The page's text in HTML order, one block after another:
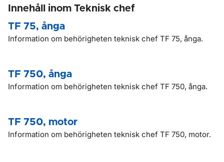
Innehåll inom Teknisk chef
TF 75, ånga
Information om behörigheten teknisk chef TF 75, ånga.
TF 750, ånga
Information om behörigheten teknisk chef TF 750, ånga.
TF 750, motor
Information om behörigheten teknisk chef TF 750, motor.